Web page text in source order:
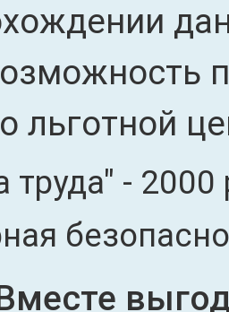
льготной
труда" - 2000